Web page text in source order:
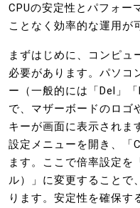
CPUの安定性とパフォー
ことなく効率的な運用が
まずはじめに、コンピュ
必要があります。パソコ
ー（一般的には「Del」
で、マザーボードのロゴ
キーが画面に表示されま
設定メニューを開き、「
ます。ここで倍率設定を
ル）」に変更することで
ります。安定性を確保す